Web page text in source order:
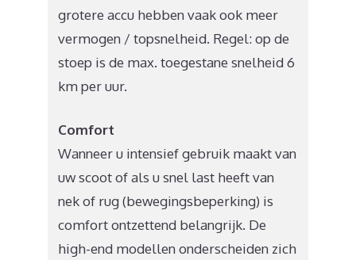
grotere accu hebben vaak ook meer
vermogen / topsnelheid. Regel: op de
stoep is de max. toegestane snelheid 6
km per uur.
Comfort
Wanneer u intensief gebruik maakt van
uw scoot of als u snel last heeft van
nek of rug (bewegingsbeperking) is
comfort ontzettend belangrijk. De
high-end modellen onderscheiden zich